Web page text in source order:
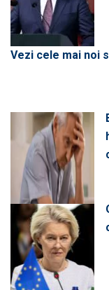
Vezi cele mai noi